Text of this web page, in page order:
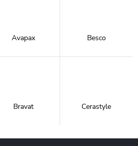
Avapax Besco
Bravat Cerastyle